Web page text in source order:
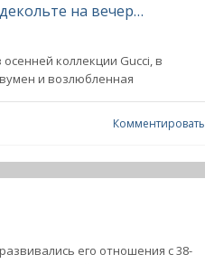
Ким Кардашьян повторила образ Кейт Мосс с "задним" декольте на вечеринке в Монако
коллекции Gucci, в
и возлюбленная
Комментировать
его отношения с 38-